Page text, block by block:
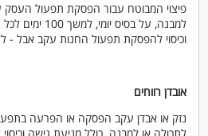
פיצוי המבוטח עבור הפסקת תפעול העסק
למבנה, על בסיס
וכיסוי להפסקת תפעול החנות עקב אבל
אובדן רווחים
נזק או אבדן עקב הפסקה או הפרעה